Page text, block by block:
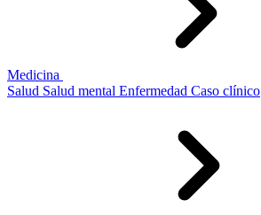
Medicina
Salud Salud mental Enfermedad Caso clínico